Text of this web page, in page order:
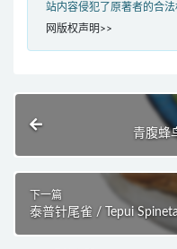
站内容侵犯了原著者的合
网版权声明>>
青腹蜂
下一篇
泰普针尾雀 / Tepui